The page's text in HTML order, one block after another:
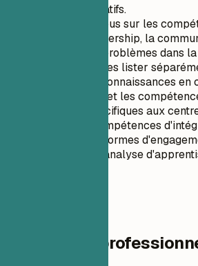
logiciels éducatifs.
Concentrez-vous sur les
comme le leadership, la
résolution de problèmes dans
plutôt que de les lister
Priorisez les connaissances en
réglementaire et les
financière spécifiques aux
Incluez les compétences
pour les plateformes
et les outils d'analyse
Expérience